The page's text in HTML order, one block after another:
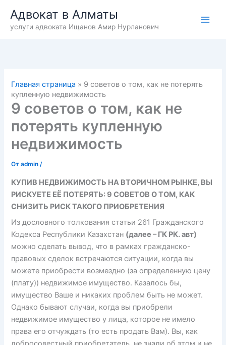
содержимому
Адвокат в Алматы
услуги адвоката Ищанов Амир Нурланович
Главная страница » 9 советов о том, как не потерять
купленную недвижимость
9 советов о том, как не
потерять купленную
недвижимость
Отadmin/
КУПИВ НЕДВИЖИМОСТЬ НА ВТОРИЧНОМ РЫНКЕ, ВЫ
РИСКУЕТЕ ЕЁ ПОТЕРЯТЬ: 9 СОВЕТОВ О ТОМ, КАК
СНИЗИТЬ РИСК ТАКОГО ПРИОБРЕТЕНИЯ
Из дословного толкования статьи 261 Гражданского
Кодекса Республики Казахстан (далее – ГК РК. авт)
можно сделать вывод, что в рамках гражданско-
правовых сделок встречаются ситуации, когда вы
можете приобрести возмездно (за определенную цену
(плату)) недвижимое имущество. Казалось бы,
имущество Ваше и никаких проблем быть не может.
Однако бывают случаи, когда вы приобрели
недвижимое имущество у лица, которое не имело
права его отчуждать (то есть продать Вам). Вы, как